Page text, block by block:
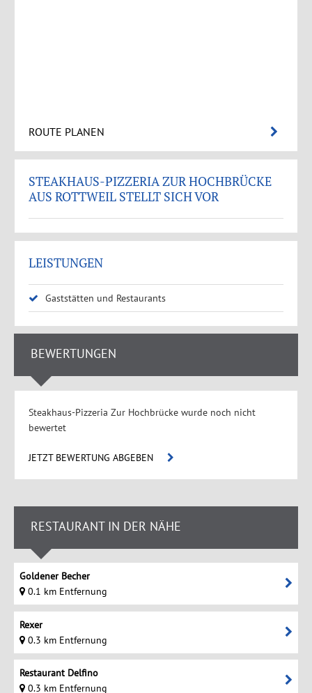
ROUTE PLANEN
STEAKHAUS-PIZZERIA ZUR HOCHBRÜCKE
AUS ROTTWEIL STELLT SICH VOR
LEISTUNGEN
Gaststätten und Restaurants
BEWERTUNGEN
Steakhaus-Pizzeria Zur Hochbrücke wurde noch nicht
bewertet
JETZT BEWERTUNG ABGEBEN
RESTAURANT IN DER NÄHE
Goldener Becher
0.1 km Entfernung
Rexer
0.3 km Entfernung
Restaurant Delfino
0.3 km Entfernung